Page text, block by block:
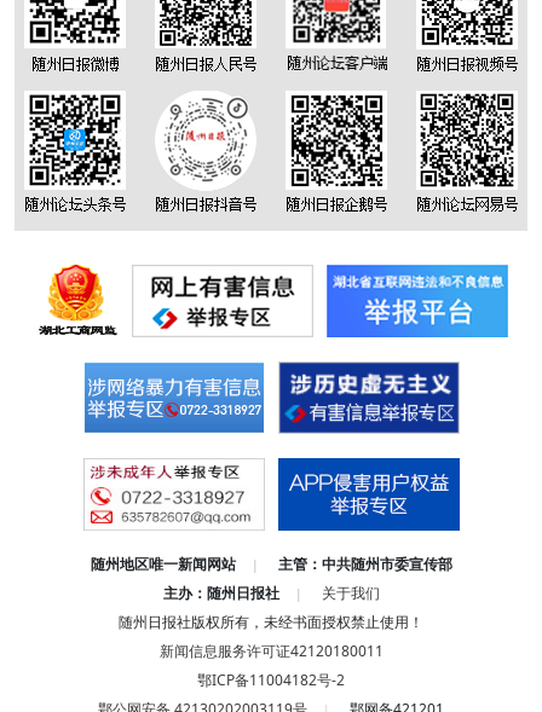
随州地区唯一新闻网站 |
主管：中共随州市委宣传部
主办：随州日报社
|
关于我们
随州日报社版权所有，未经书面授权禁止使用！
新闻信息服务许可证42120180011
鄂ICP备11004182号-2